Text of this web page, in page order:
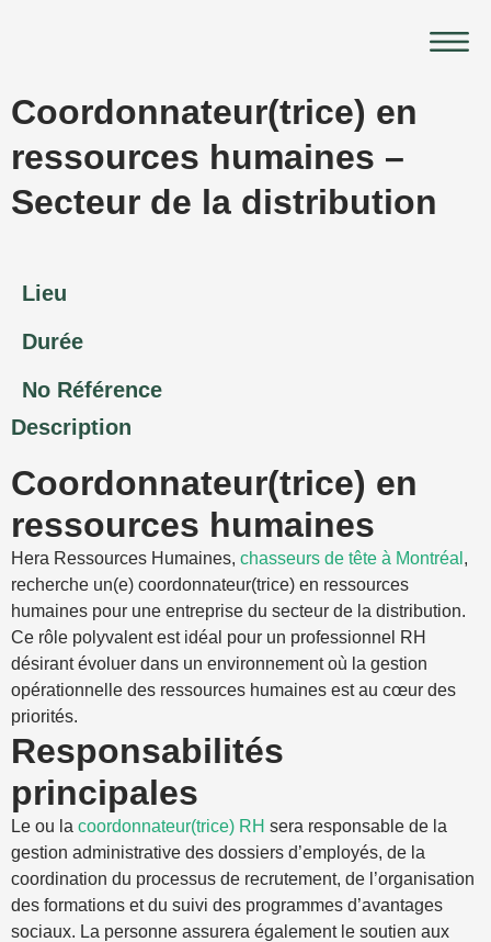
Main
Menu
Coordonnateur(trice) en
ressources humaines –
Secteur de la distribution
Lieu
Durée
No Référence
Description
Coordonnateur(trice) en
ressources humaines
Hera Ressources Humaines, chasseurs de tête à Montréal ,
recherche un(e) coordonnateur(trice) en ressources
humaines pour une entreprise du secteur de la distribution.
Ce rôle polyvalent est idéal pour un professionnel RH
désirant évoluer dans un environnement où la gestion
opérationnelle des ressources humaines est au cœur des
priorités.
Responsabilités
principales
Le ou la coordonnateur(trice) RH sera responsable de la
gestion administrative des dossiers d’employés, de la
coordination du processus de recrutement, de l’organisation
des formations et du suivi des programmes d’avantages
sociaux. La personne assurera également le soutien aux